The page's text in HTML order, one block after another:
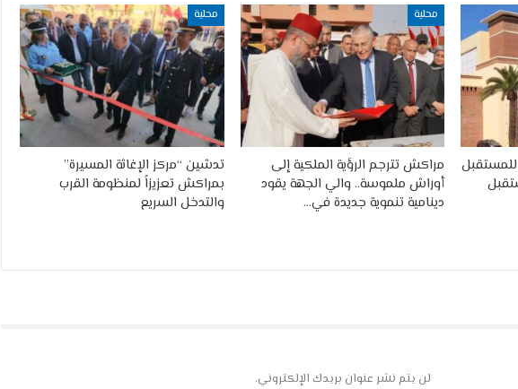
محلية
مراكش تترجم الرؤية الملكية إلى
أوراش ملموسة.. والي الجهة يقود
دينامية تنموية جديدة في…
محلية
تدشين “مركز الإغاثة المسيرة”
بمراكش تعزيزاً لمنظومة القرب
والتدخل السريع
لن يتم نشر عنوان بريدك الإلكتروني.